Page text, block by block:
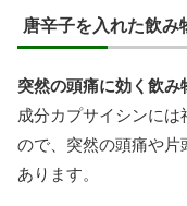
唐辛子を入れた飲
突然の頭痛に効く飲み
成分カプサイシンに
ので、突然の頭痛や
あります。